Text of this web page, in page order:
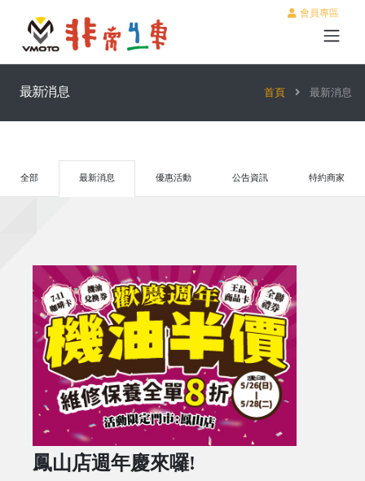
會員專區
最新消息 首頁 最新消息
全部 最新消息 優惠活動 公告資訊 特約商家
鳳山店週年慶來囉!